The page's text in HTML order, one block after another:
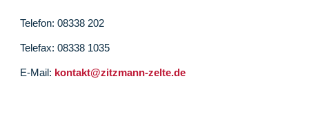
Telefon: 08338 202
Telefax: 08338 1035
E-Mail: kontakt@zitzmann-zelte.de